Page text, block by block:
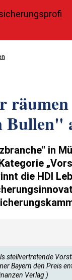
räumen
Bullen"
in
die HDI
stellvertretende
Bayern den Preis
Verlag )